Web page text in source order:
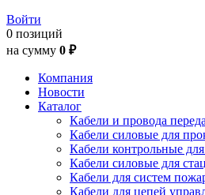
Войти
0 позиций
на сумму 0 ₽
Компания
Новости
Каталог
Кабели и провода
Кабели силовые для
Кабели контрольные
Кабели силовые для
Кабели для систем
Кабели для цепей